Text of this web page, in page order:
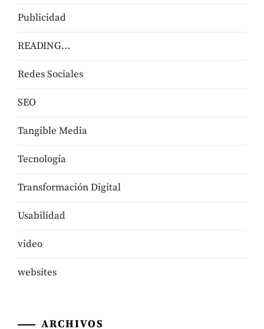
Publicidad
READING…
Redes Sociales
SEO
Tangible Media
Tecnologí­a
Transformación Digital
Usabilidad
video
websites
ARCHIVOS